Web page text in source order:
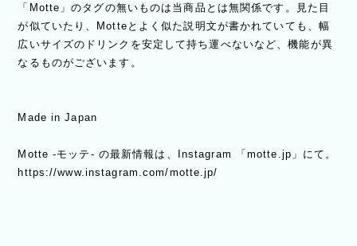
「Motte」のタグの無いものは当商品とは無関係です。見た目
が似ていたり、Motteとよく似た説明文が書かれていても、幅
広いサイズのドリンクを安定して持ち運べないなど、機能が異
なるものがございます。
Made in Japan
Motte -モッテ- の最新情報は、Instagram 「motte.jp」にて。
https://www.instagram.com/motte.jp/